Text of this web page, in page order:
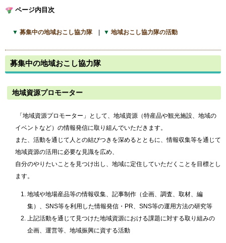
ページ内目次
募集中の地域おこし協力隊 地域おこし協力隊の活動
募集中の地域おこし協力隊
地域資源プロモーター
「地域資源プロモーター」として、地域資源（特産品や観光施設、地域の
イベントなど）の情報発信に取り組んでいただきます。
また、活動を通じて人との結びつきを深めるとともに、情報収集等を通じて
地域資源の活用に必要な見識を広め、
自分のやりたいことを見つけ出し、地域に定住していただくことを目標とし
ます。
地域や地場産品等の情報収集、記事制作（企画、調査、取材、編
集）、SNS等を利用した情報発信・PR、SNS等の運用方法の研究等
上記活動を通じて見つけた地域資源における課題に対する取り組みの
企画、運営等、地域振興に資する活動